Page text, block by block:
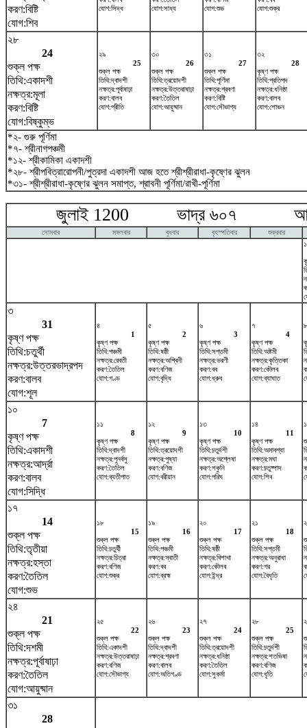
করণ:বিষ্টি
যোগ:শিব
যোগ:সিদ্ধ
যোগ:সাধ্য
যোগ:শুভ
যোগ:শুক্র
২৮
24
শুক্ল পক্ষ
তিথি:একাদশী
নক্ষত্র:মূলা
করণ:বিষ্টি
যোগ:বিষ্কুম্ভ
২৯
25
শুক্ল পক্ষ
তিথি:দ্বাদশী
নক্ষত্র:পূর্বাষাঢ়া
করণ:বালব
যোগ:প্রীতি
৩০
26
শুক্ল পক্ষ
তিথি:ত্রয়োদশী
নক্ষত্র:উত্তরাষাঢ়া
করণ:তৈতিল
যোগ:আয়ুষ্মান
৩১
27
শুক্ল পক্ষ
তিথি:পূর্ণিমা
নক্ষত্র:শ্রবণা
করণ:বিষ্টি
যোগ:সৌভাগ্য
৩২
28
কৃষ্ণ পক্ষ
তিথি:প্রতিপদ
নক্ষত্র:ধনিষ্ঠা
করণ:বালব
যোগ:শোভন
*২- গুরু পূর্ণিমা
*৭- শ্রীনাগপঞ্চমী
*১২- শ্রীকামিকা একাদশী
*২৮- শ্রীপবিত্রারোপনী/পুত্রদা একাদশী আজ হতে শ্রীশ্রীরাধা-কৃষ্ণের ঝুলন
*৩১- শ্রীশ্রীরাধা-কৃষ্ণের ঝুলন সমাপ্ত, শ্রাবনী পূর্ণিমা/রাখী-পূর্ণিমা
জুলাই 1200 ভাদ্র ৬০৭
সোমবার মঙ্গলবার বুধবার বৃহস্পতিবার
শুক্রবার
১
৩
31
কৃষ্ণ পক্ষ
তিথি:চতুর্থী
নক্ষত্র:উত্তরভাদ্রপদ
করণ:বালব
যোগ:শূল
৪
1
কৃষ্ণ পক্ষ
তিথি:পঞ্চমী
নক্ষত্র:রেবতী
করণ:তৈতিল
যোগ:গণ্ড
৫
2
কৃষ্ণ পক্ষ
তিথি:ষষ্ঠী
নক্ষত্র:অশ্বিনী
করণ:বণিজ
যোগ:বৃদ্ধি
৬
3
কৃষ্ণ পক্ষ
তিথি:সপ্তমী
নক্ষত্র:ভরণী
করণ:বব
যোগ:ধ্রুব
৭
4
কৃষ্ণ পক্ষ
তিথি:অষ্টমী
নক্ষত্র:কৃত্তিকা
করণ:কৌলব
যোগ:ব্যাঘাত
৮
১০
7
কৃষ্ণ পক্ষ
তিথি:একাদশী
নক্ষত্র:আর্দ্রা
করণ:বালব
যোগ:সিদ্ধি
১১
8
কৃষ্ণ পক্ষ
তিথি:দ্বাদশী
নক্ষত্র:পুনর্বসু
করণ:তৈতিল
যোগ:ব্যতীপাত
১২
9
কৃষ্ণ পক্ষ
তিথি:ত্রয়োদশী
নক্ষত্র:পুষ্যা
করণ:বণিজ
যোগ:বরীয়ান
১৩
10
কৃষ্ণ পক্ষ
তিথি:চতুর্দশী
নক্ষত্র:অশ্লেষা
করণ:শকুনি
যোগ:পরিঘ
১৪
11
কৃষ্ণ পক্ষ
তিথি:অমাবশ্যা
নক্ষত্র:মঘা
করণ:চতুষ্পাদ
যোগ:শিব
১৭
14
শুক্ল পক্ষ
তিথি:তৃতীয়া
নক্ষত্র:হস্তা
করণ:তৈতিল
যোগ:শুভ
১৮
15
শুক্ল পক্ষ
তিথি:চতুর্থী
নক্ষত্র:চিত্রা
করণ:বণিজ
যোগ:শুক্র
১৯
16
শুক্ল পক্ষ
তিথি:পঞ্চমী
নক্ষত্র:স্বাতী
করণ:বব
যোগ:ব্রহ্ম
২০
17
শুক্ল পক্ষ
তিথি:ষষ্ঠী
নক্ষত্র:বিশাখা
করণ:কৌলব
যোগ:ইন্দ্র
২১
18
শুক্ল পক্ষ
তিথি:সপ্তমী
নক্ষত্র:অনুরাধা
করণ:গর
যোগ:বৈধৃতি
২৪
21
শুক্ল পক্ষ
তিথি:দশমী
নক্ষত্র:পূর্বাষাঢ়া
করণ:তৈতিল
যোগ:আয়ুষ্মান
২৫
22
শুক্ল পক্ষ
তিথি:একাদশী
নক্ষত্র:উত্তরাষাঢ়া
করণ:বণিজ
যোগ:সৌভাগ্য
২৬
23
শুক্ল পক্ষ
তিথি:দ্বাদশী
নক্ষত্র:শ্রবণা
করণ:বালব
যোগ:অতিগণ্ড
২৭
24
শুক্ল পক্ষ
তিথি:ত্রয়োদশী
নক্ষত্র:ধনিষ্ঠা
করণ:তৈতিল
যোগ:সুকর্মা
২৮
25
শুক্ল পক্ষ
তিথি:চতুর্দশী
নক্ষত্র:শতভিষ‌া
করণ:বণিজ
যোগ:ধৃতি
৩১
28